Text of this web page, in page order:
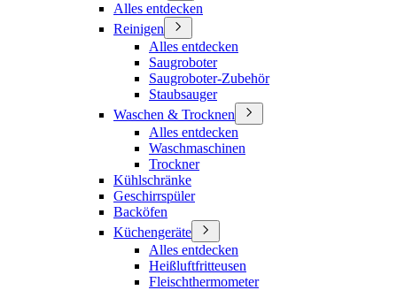
Alles entdecken
Reinigen
Alles entdecken
Saugroboter
Saugroboter-Zubehör
Staubsauger
Waschen & Trocknen
Alles entdecken
Waschmaschinen
Trockner
Kühlschränke
Geschirrspüler
Backöfen
Küchengeräte
Alles entdecken
Heißluftfritteusen
Fleischthermometer